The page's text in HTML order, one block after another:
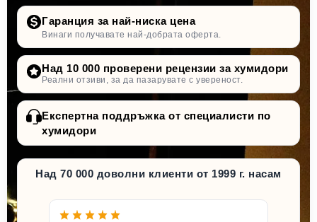
Гаранция за най-ниска цена
Винаги получавате най-добрата оферта.
Над 10 000 проверени рецензии за хумидори
Реални отзиви, за да пазарувате с увереност.
Експертна поддръжка от специалисти по
хумидори
Над 70 000 доволни клиенти от 1999 г. насам